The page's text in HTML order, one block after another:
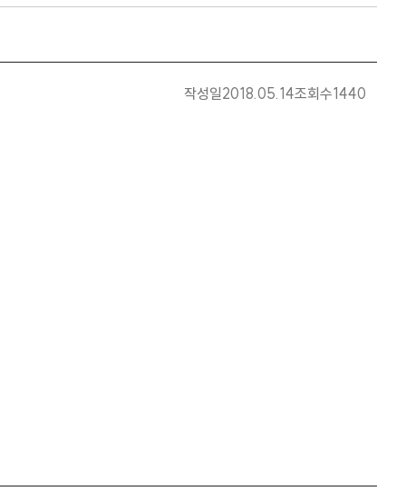
작성일2018.05.14조회수1440